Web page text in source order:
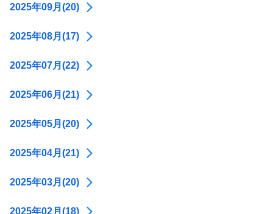
2025年09月(20)
2025年08月(17)
2025年07月(22)
2025年06月(21)
2025年05月(20)
2025年04月(21)
2025年03月(20)
2025年02月(18)